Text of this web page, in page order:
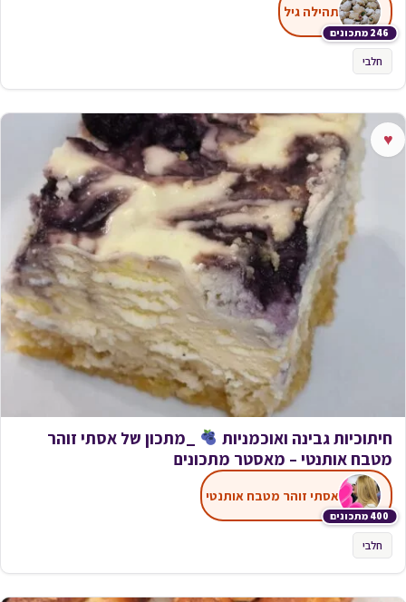
246 מתכונים
תהילה גיל
חלבי
♥
חיתוכיות גבינה ואוכמניות
_מתכון של אסתי זוהר
מטבח אותנטי – מאסטר מתכונים
400 מתכונים
אסתי זוהר מטבח אותנטי
חלבי